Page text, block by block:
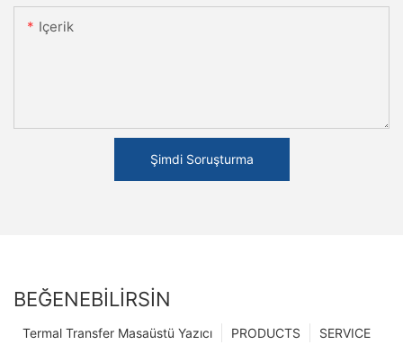
Içerik
Şimdi Soruşturma
BEĞENEBILIRSIN
SERVICE
PRODUCTS
Termal Transfer Masaüstü Yazıcı